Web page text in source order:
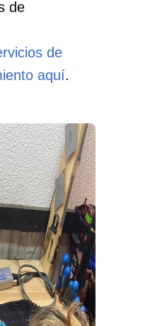
de
de
aquí.